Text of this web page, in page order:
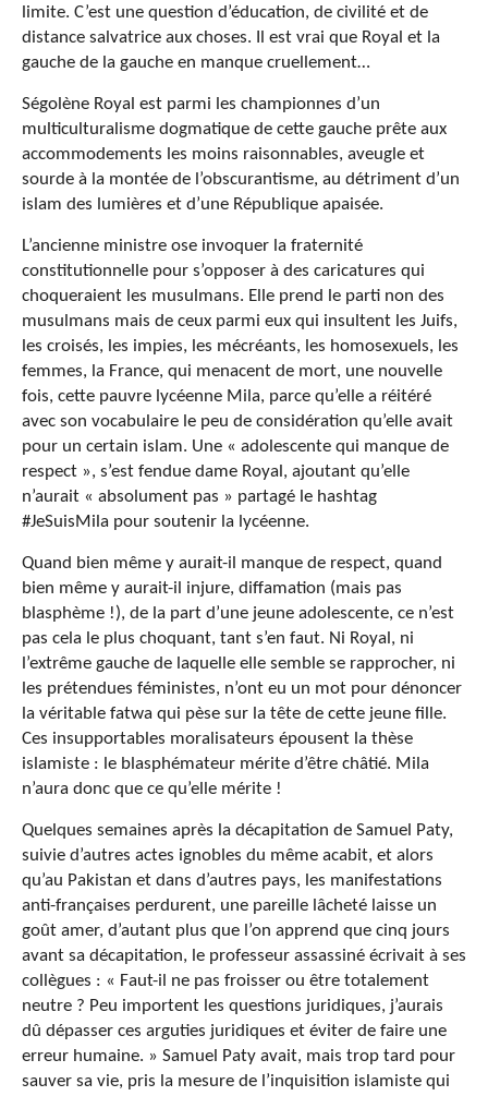
limite. C’est une question d’éducation, de civilité et de
distance salvatrice aux choses. Il est vrai que Royal et la
gauche de la gauche en manque cruellement…
Ségolène Royal est parmi les championnes d’un
multiculturalisme dogmatique de cette gauche prête aux
accommodements les moins raisonnables, aveugle et
sourde à la montée de l’obscurantisme, au détriment d’un
islam des lumières et d’une République apaisée.
L’ancienne ministre ose invoquer la fraternité
constitutionnelle pour s’opposer à des caricatures qui
choqueraient les musulmans. Elle prend le parti non des
musulmans mais de ceux parmi eux qui insultent les Juifs,
les croisés, les impies, les mécréants, les homosexuels, les
femmes, la France, qui menacent de mort, une nouvelle
fois, cette pauvre lycéenne Mila, parce qu’elle a réitéré
avec son vocabulaire le peu de considération qu’elle avait
pour un certain islam. Une « adolescente qui manque de
respect », s’est fendue dame Royal, ajoutant qu’elle
n’aurait « absolument pas » partagé le hashtag
#JeSuisMila pour soutenir la lycéenne.
Quand bien même y aurait-il manque de respect, quand
bien même y aurait-il injure, diffamation (mais pas
blasphème !), de la part d’une jeune adolescente, ce n’est
pas cela le plus choquant, tant s’en faut. Ni Royal, ni
l’extrême gauche de laquelle elle semble se rapprocher, ni
les prétendues féministes, n’ont eu un mot pour dénoncer
la véritable fatwa qui pèse sur la tête de cette jeune fille.
Ces insupportables moralisateurs épousent la thèse
islamiste : le blasphémateur mérite d’être châtié. Mila
n’aura donc que ce qu’elle mérite !
Quelques semaines après la décapitation de Samuel Paty,
suivie d’autres actes ignobles du même acabit, et alors
qu’au Pakistan et dans d’autres pays, les manifestations
anti-françaises perdurent, une pareille lâcheté laisse un
goût amer, d’autant plus que l’on apprend que cinq jours
avant sa décapitation, le professeur assassiné écrivait à ses
collègues : « Faut-il ne pas froisser ou être totalement
neutre ? Peu importent les questions juridiques, j’aurais
dû dépasser ces arguties juridiques et éviter de faire une
erreur humaine. » Samuel Paty avait, mais trop tard pour
sauver sa vie, pris la mesure de l’inquisition islamiste qui